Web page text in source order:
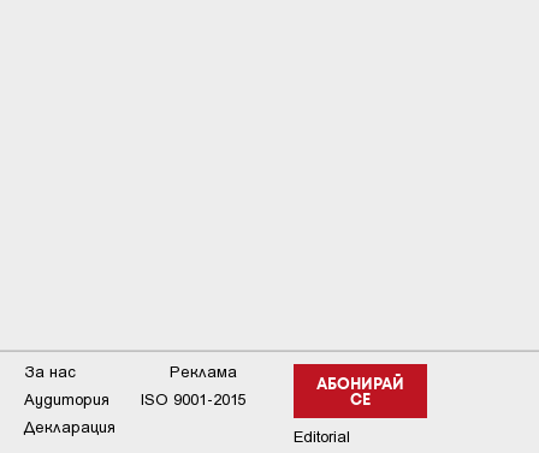
АБОНИРАЙ
СЕ
Editorial
За нас
Реклама
Аудитория
ISO 9001-2015
Декларация